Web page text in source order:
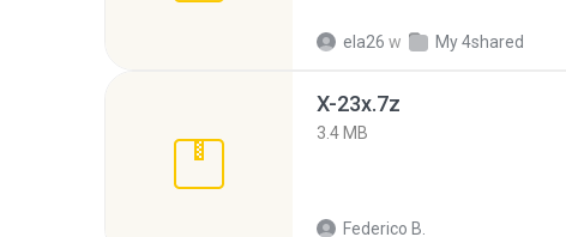
ela26 w My 4shared
X-23x.7z
3.4 MB
Federico B.